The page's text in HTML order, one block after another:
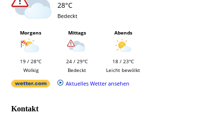
28°C
Bedeckt
Morgens
19 / 28°C
Wolkig
Mittags
24 / 29°C
Bedeckt
Abends
18 / 23°C
Leicht bewölkt
Aktuelles Wetter ansehen
Kontakt